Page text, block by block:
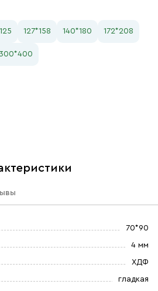
127*158 140*180 172*208
70*90
4 мм
ХДФ
гладкая